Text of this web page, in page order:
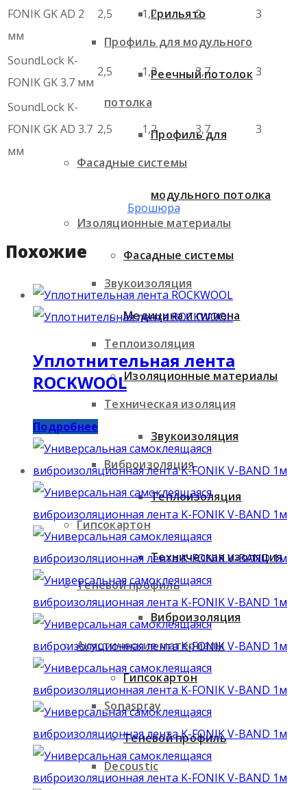
Профиль для модульного
потолка
Фасадные системы
Изоляционные материалы
Звукоизоляция
Теплоизоляция
Техническая изоляция
Виброизоляция
Гипсокартон
Теневой профиль
Акустические материалы
Sonaspray
Decoustic
Грильято
Реечный потолок
Профиль для
модульного потолка
Фасадные системы
Медицина и гигиена
Изоляционные материалы
Звукоизоляция
Теплоизоляция
Техническая изоляция
Виброизоляция
Гипсокартон
Теневой профиль
FONIK GK AD 2
мм
2,5 1,2 2 3
SoundLock K-
FONIK GK 3.7 мм
2,5 1,2 3,7 3
SoundLock K-
FONIK GK AD 3.7
мм
2,5 1,2 3,7 3
Брошюра
Похожие
Уплотнительная лента
ROCKWOOL
Подробнее